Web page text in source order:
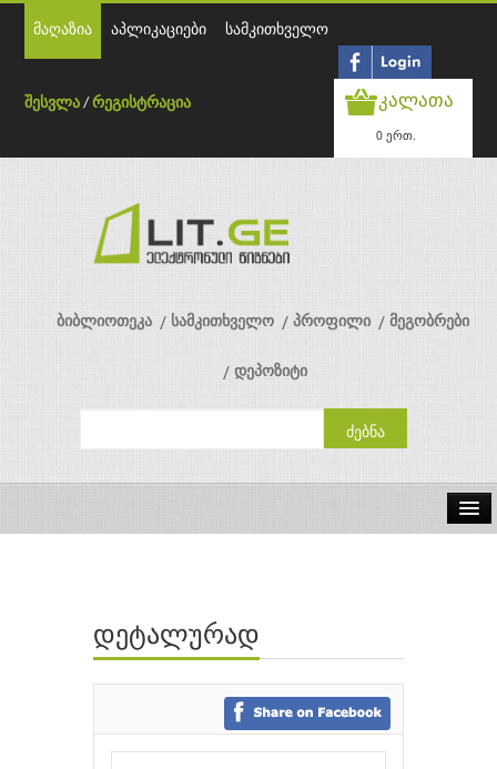
მაღაზია აპლიკაციები სამკითხველო
შესვლა /რეგისტრაცია კალათა
0 ერთ.
ბიბლიოთეკა სამკითხველო პროფილი მეგობრები
დეპოზიტი
ავტორები
გამომცემლობები
დეტალურად